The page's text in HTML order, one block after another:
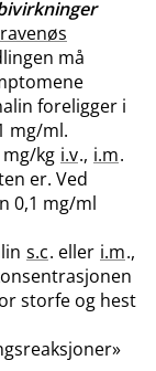
må
foreligger i
mg​/​ml.
kg i.v., i.m.
er. Ved
0,1 mg/ml
s.c. eller i.m.,
storfe og hest